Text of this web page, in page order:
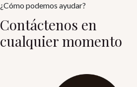
¿Cómo podemos ayudar?
Contáctenos en
cualquier momento